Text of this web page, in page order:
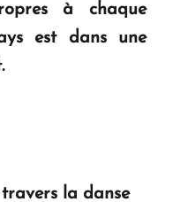
à chaque
est dans une
la danse